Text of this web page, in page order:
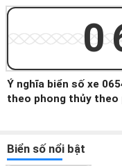
Ý nghĩa biển số xe
theo phong thủy
Biển số nổi bật